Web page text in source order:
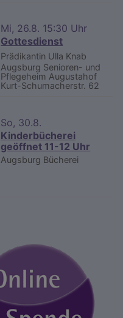
Mi, 26.8. 15:30 Uhr
Gottesdienst
Prädikantin Ulla Knab
Augsburg Senioren- und
Pflegeheim Augustahof
Kurt-Schumacherstr. 62
So, 30.8.
Kinderbücherei
geöffnet 11-12 Uhr
Augsburg Bücherei